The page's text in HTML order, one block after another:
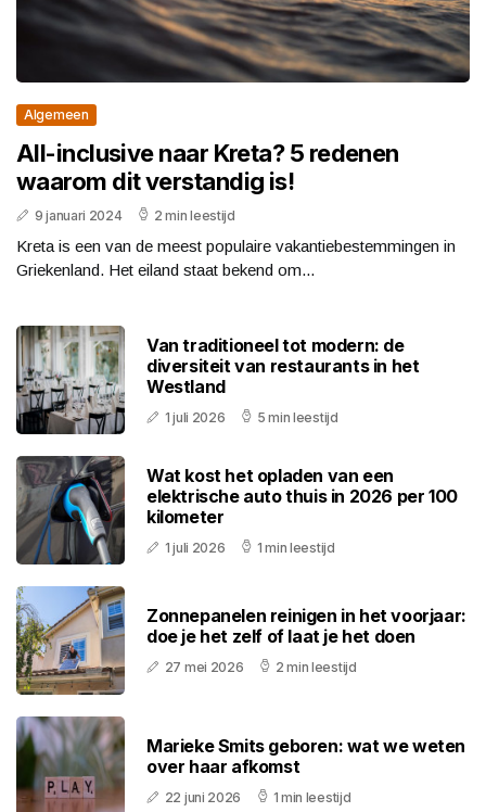
Algemeen
All-inclusive naar Kreta? 5 redenen
waarom dit verstandig is!
9 januari 2024 2 min leestijd
Kreta is een van de meest populaire vakantiebestemmingen in
Griekenland. Het eiland staat bekend om...
Van traditioneel tot modern: de
diversiteit van restaurants in het
Westland
1 juli 2026 5 min leestijd
Wat kost het opladen van een
elektrische auto thuis in 2026 per 100
kilometer
1 juli 2026 1 min leestijd
Zonnepanelen reinigen in het voorjaar:
doe je het zelf of laat je het doen
27 mei 2026 2 min leestijd
Marieke Smits geboren: wat we weten
over haar afkomst
22 juni 2026 1 min leestijd